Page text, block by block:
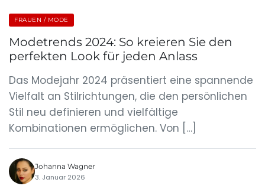
FRAUEN / MODE
Modetrends 2024: So kreieren Sie den
perfekten Look für jeden Anlass
Das Modejahr 2024 präsentiert eine spannende
Vielfalt an Stilrichtungen, die den persönlichen
Stil neu definieren und vielfältige
Kombinationen ermöglichen. Von […]
Johanna Wagner
3. Januar 2026